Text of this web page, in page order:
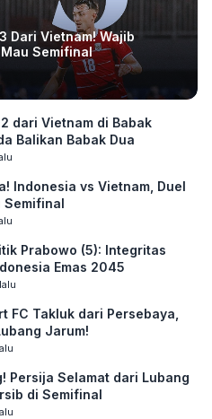
Dari Vietnam! Wajib
Semifinal
dari Vietnam di Babak
Balikan Babak Dua
Indonesia vs Vietnam, Duel
Semifinal
Prabowo (5): Integritas
Emas 2045
FC Takluk dari Persebaya,
Jarum!
Persija Selamat dari Lubang
di Semifinal